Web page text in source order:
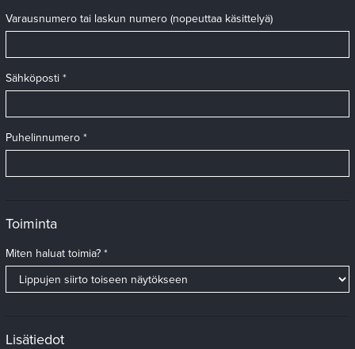
Varausnumero tai laskun numero (nopeuttaa käsittelyä)
Sähköposti *
Puhelinnumero *
Toiminta
Miten haluat toimia? *
Lisätiedot